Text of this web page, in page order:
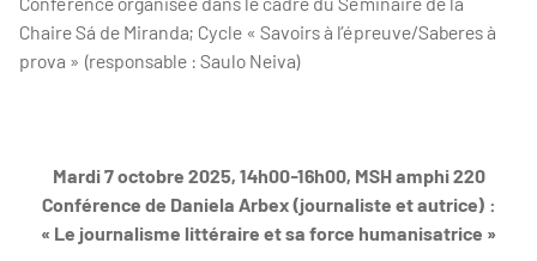
Chaire Sá de Miranda; Cycle « Savoirs à l’épreuve/Saberes à
prova » (responsable : Saulo Neiva)
Mardi 7 octobre 2025, 14h00-16h00, MSH amphi 220
Conférence de Daniela Arbex (journaliste et autrice) :
« Le journalisme littéraire et sa force humanisatrice »